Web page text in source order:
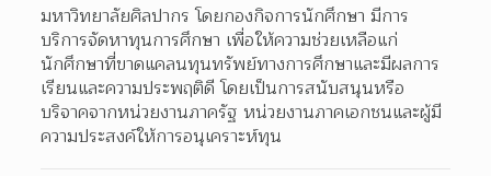
มหาวิทยาลัยศิลปากร โดยกองกิจการนักศึกษา มีการ
บริการจัดหาทุนการศึกษา เพื่อให้ความช่วยเหลือแก่
นักศึกษาที่ขาดแคลนทุนทรัพย์ทางการศึกษาและมีผลการ
เรียนและความประพฤติดี โดยเป็นการสนับสนุนหรือ
บริจาคจากหน่วยงานภาครัฐ หน่วยงานภาคเอกชนและผู้มี
ความประสงค์ให้การอนุเคราะห์ทุน